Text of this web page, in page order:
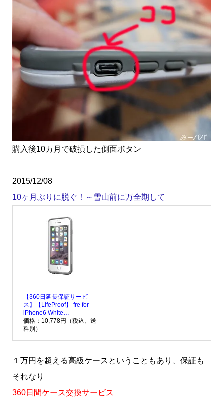
購入後10カ月で破損した側面ボタン
2015/12/08
10ヶ月ぶりに脱ぐ！～雪山前に万全期して
【360日延長保証サービ
ス】【LifeProof】 fre for
iPhone6 White…
価格：10,778円（税込、送
料別）
１万円を超える高級ケースということもあり、保証も
それなり
360日間ケース交換サービス